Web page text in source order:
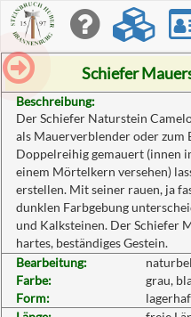
Schiefer
Beschreibung:
Der Schiefer Naturstein
als Mauerverblender oder zum
Doppelreihig gemauert (innen
einem Mörtelkern versehen)
erstellen. Mit seiner rauen, ja
dunklen Farbgebung
und Kalksteinen. Der Schiefer
hartes, beständiges Gestein.
Bearbeitung:
Farbe:
grau,
Form: